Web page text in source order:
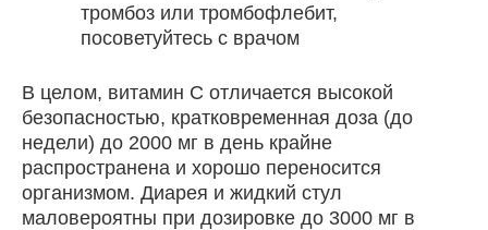
тромбоз или тромбофлебит,
посоветуйтесь с врачом
В целом, витамин C отличается высокой
безопасностью, кратковременная доза (до
недели) до 2000 мг в день крайне
распространена и хорошо переносится
организмом. Диарея и жидкий стул
маловероятны при дозировке до 3000 мг в